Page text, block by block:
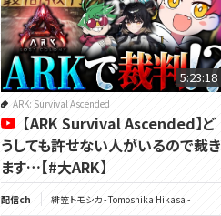
5:23:18
ARK: Survival Ascended
【ARK Survival Ascended】ど
うしても許せない人がいるので裁き
ます…【#大ARK】
配信ch 緋笠トモシカ - Tomoshika Hikasa -